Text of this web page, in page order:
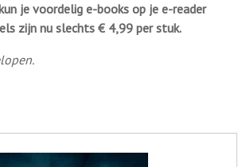
je voordelig e-books op je e-reader
zijn nu slechts € 4,99 per stuk.